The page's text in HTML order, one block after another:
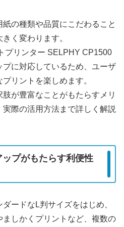
の種類や品質にこだわること
く変わります。
プリンター SELPHY CP1500
に対応しているため、ユーザ
リントを楽しめます。
が豊富なことがもたらすメリ
際の活用方法まで詳しく解説
プがもたらす利便性
ードなL判サイズをはじめ、
しかくプリントなど、複数の